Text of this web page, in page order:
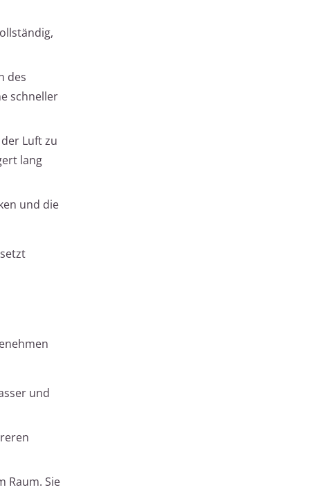
des
schneller
Luft zu
lang
und die
und
Raum. Sie